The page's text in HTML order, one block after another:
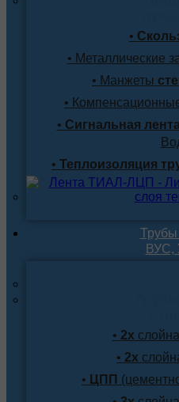
•
• Металлические
• Манжеты
•
• Сигнальная
• Теплоизоляция
Трубы
ВУС,
• 2х
• 2х
• ЦПП